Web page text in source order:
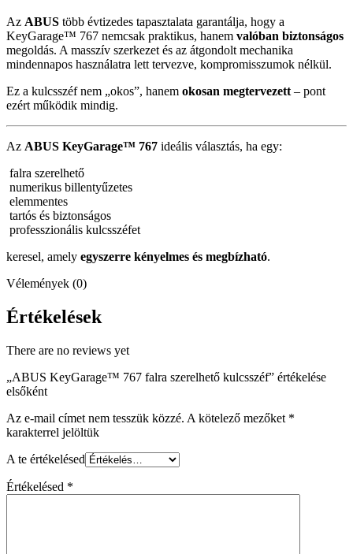
Az ABUS több évtizedes tapasztalata garantálja, hogy a
KeyGarage™ 767 nemcsak praktikus, hanem valóban biztonságos
megoldás. A masszív szerkezet és az átgondolt mechanika
mindennapos használatra lett tervezve, kompromisszumok nélkül.
Ez a kulcsszéf nem „okos”, hanem okosan megtervezett – pont
ezért működik mindig.
Az ABUS KeyGarage™ 767 ideális választás, ha egy:
falra szerelhető
numerikus billentyűzetes
elemmentes
tartós és biztonságos
professzionális kulcsszéfet
keresel, amely egyszerre kényelmes és megbízható.
Vélemények (0)
Értékelések
There are no reviews yet
„ABUS KeyGarage™ 767 falra szerelhető kulcsszéf” értékelése
elsőként
Az e-mail címet nem tesszük közzé. A kötelező mezőket *
karakterrel jelöltük
A te értékelésed
Értékelésed *